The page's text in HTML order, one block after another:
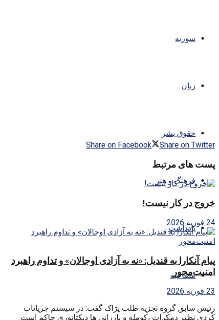
سوریه
زنان
حقوق بشر
فرهنگ و هنر
یادداشت
مصاحبه
Share on Facebook Share on Twitter
پست های مرتبط
خروج در کار نیست!
24 فوریه 2026
پیام آنکارا به قندیل: «نه به آزادی اوجالان» و تداوم راهبرد
امنیت‌محور
23 فوریه 2026
رئیس سابق گروه تجزیه طلب پژاک گفت: در سیستم جریانات
کُردی نظیر دمکرات ،کومله و بارزانی ها دیکتاتوری حاکم است.